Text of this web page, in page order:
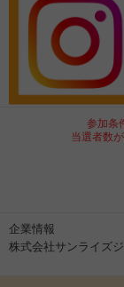
参加条
当選者数
企業情報
株式会社サンライズ